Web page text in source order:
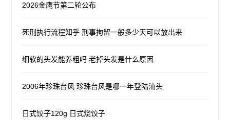
2026金鹰节第二轮公布
死刑执行流程知乎 刑事拘留一般多少天可以放出来
细软的头发能养粗吗 老掉头发是什么原因
2006年珍珠台风 珍珠台风是哪一年登陆汕头
日式饺子120g 日式烧饺子